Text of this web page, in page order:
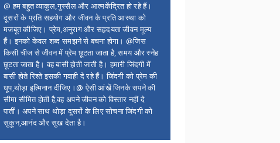
@ हम बहुत व्याकुल,गुस्सैल और आत्मकेंद्रित हो रहे हैं।
दूसरों के प्रति सहयोग और जीवन के प्रति आस्था को
मजबूत कीजिए। प्रेम,अनुराग और सहृदयता जीवन मूल्य
हैं। इनको केवल शब्द समझने से बचना होगा। @जिस
किसी चीज से जीवन में प्रेम छूटता जाता है, समय और स्नेह
छूटता जाता है। वह बासी होती जाती है। हमारी जिंदगी में
बासी होते रिश्ते इसकी गवाही दे रहे हैं। जिंदगी को प्रेम की
धूप,थोड़ा इत्मिनान दीजिए।@ ऐसी आंखें जिनके सपने की
सीमा सीमित होती है,वह अपने जीवन को विस्तार नहीं दे
पातीं। अपने साथ थोड़ा दूसरों के लिए सोचना जिंदगी को
सुकून,आनंद और सुख देता है।